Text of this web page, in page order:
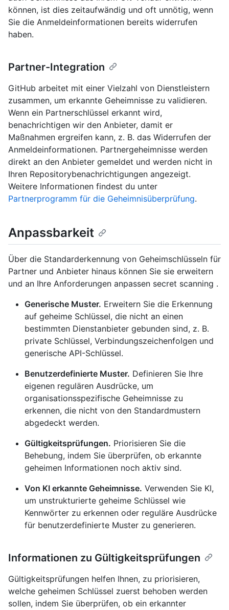
können, ist dies zeitaufwändig und oft unnötig, wenn
Sie die Anmeldeinformationen bereits widerrufen
haben.
Partner-Integration
GitHub arbeitet mit einer Vielzahl von Dienstleistern
zusammen, um erkannte Geheimnisse zu validieren.
Wenn ein Partnerschlüssel erkannt wird,
benachrichtigen wir den Anbieter, damit er
Maßnahmen ergreifen kann, z. B. das Widerrufen der
Anmeldeinformationen. Partnergeheimnisse werden
direkt an den Anbieter gemeldet und werden nicht in
Ihren Repositorybenachrichtigungen angezeigt.
Weitere Informationen findest du unter
Partnerprogramm für die Geheimnisüberprüfung.
Anpassbarkeit
Über die Standarderkennung von Geheimschlüsseln für
Partner und Anbieter hinaus können Sie sie erweitern
und an Ihre Anforderungen anpassen secret scanning .
Generische Muster. Erweitern Sie die Erkennung
auf geheime Schlüssel, die nicht an einen
bestimmten Dienstanbieter gebunden sind, z. B.
private Schlüssel, Verbindungszeichenfolgen und
generische API-Schlüssel.
Benutzerdefinierte Muster. Definieren Sie Ihre
eigenen regulären Ausdrücke, um
organisationsspezifische Geheimnisse zu
erkennen, die nicht von den Standardmustern
abgedeckt werden.
Gültigkeitsprüfungen. Priorisieren Sie die
Behebung, indem Sie überprüfen, ob erkannte
geheimen Informationen noch aktiv sind.
Von KI erkannte Geheimnisse. Verwenden Sie KI,
um unstrukturierte geheime Schlüssel wie
Kennwörter zu erkennen oder reguläre Ausdrücke
für benutzerdefinierte Muster zu generieren.
Informationen zu Gültigkeitsprüfungen
Gültigkeitsprüfungen helfen Ihnen, zu priorisieren,
welche geheimen Schlüssel zuerst behoben werden
sollen, indem Sie überprüfen, ob ein erkannter